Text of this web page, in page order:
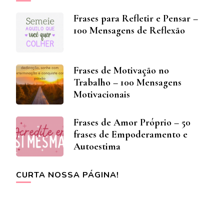
Frases para Refletir e Pensar –
100 Mensagens de Reflexão
Frases de Motivação no
Trabalho – 100 Mensagens
Motivacionais
Frases de Amor Próprio – 50
frases de Empoderamento e
Autoestima
CURTA NOSSA PÁGINA!